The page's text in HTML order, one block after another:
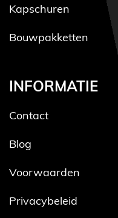
Kapschuren
Bouwpakketten
INFORMATIE
Contact
Blog
Voorwaarden
Privacybeleid